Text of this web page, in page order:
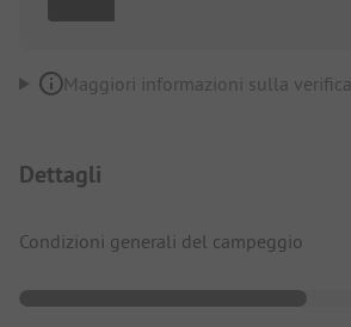
Maggiori informazioni sulla verifica
Dettagli
Condizioni generali del campeggio